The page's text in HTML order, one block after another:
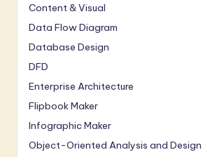
Content & Visual
Data Flow Diagram
Database Design
DFD
Enterprise Architecture
Flipbook Maker
Infographic Maker
Object-Oriented Analysis and Design